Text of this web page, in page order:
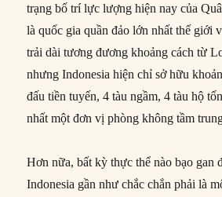
trạng bố trí lực lượng hiện nay của
là quốc gia quần đảo lớn nhất thế giới
trải dài tương đương khoảng cách từ
nhưng Indonesia hiện chỉ sở hữu
đấu tiền tuyến, 4 tàu ngầm, 4 tàu hộ
nhất một đơn vị phòng không tầm
Hơn nữa, bất kỳ thực thể nào bạo gan
Indonesia gần như chắc chắn phải là